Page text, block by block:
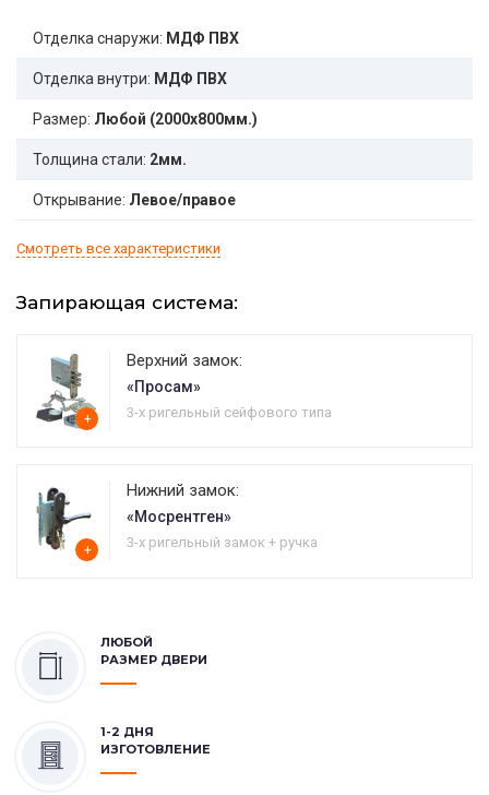
Отделка снаружи: МДФ ПВХ
Отделка внутри: МДФ ПВХ
Размер: Любой (2000x800мм.)
Толщина стали: 2мм.
Открывание: Левое/правое
Смотреть все характеристики
Запирающая система:
+
Верхний замок:
«Просам»
3-х ригельный сейфового типа
+
Нижний замок:
«Мосрентген»
3-х ригельный замок + ручка
ЛЮБОЙ
РАЗМЕР ДВЕРИ
1-2 ДНЯ
ИЗГОТОВЛЕНИЕ